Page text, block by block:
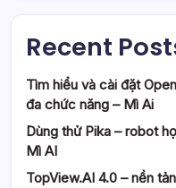
Recent
Tìm hiểu và cài đặt
đa chức năng – Mì Ai
Dùng thử Pika – robot
Mì AI
TopView.AI 4.0 – nền